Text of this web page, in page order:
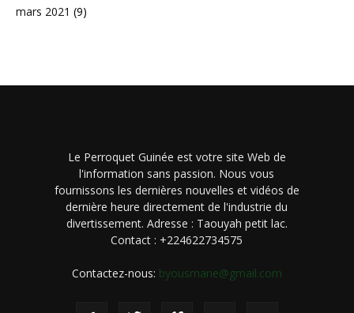
mars 2021 (9)
Le Perroquet Guinée est votre site Web de
l'information sans passion. Nous vous
fournissons les dernières nouvelles et vidéos de
dernière heure directement de l'industrie du
divertissement. Adresse : Taouyah petit lac.
Contact : +224622734575
Contactez-nous: byousmane@gmail.com